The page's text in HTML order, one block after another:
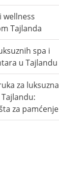
wellness
Tajlanda
spa i
u Tajlandu
za luksuzna
za pamćenje